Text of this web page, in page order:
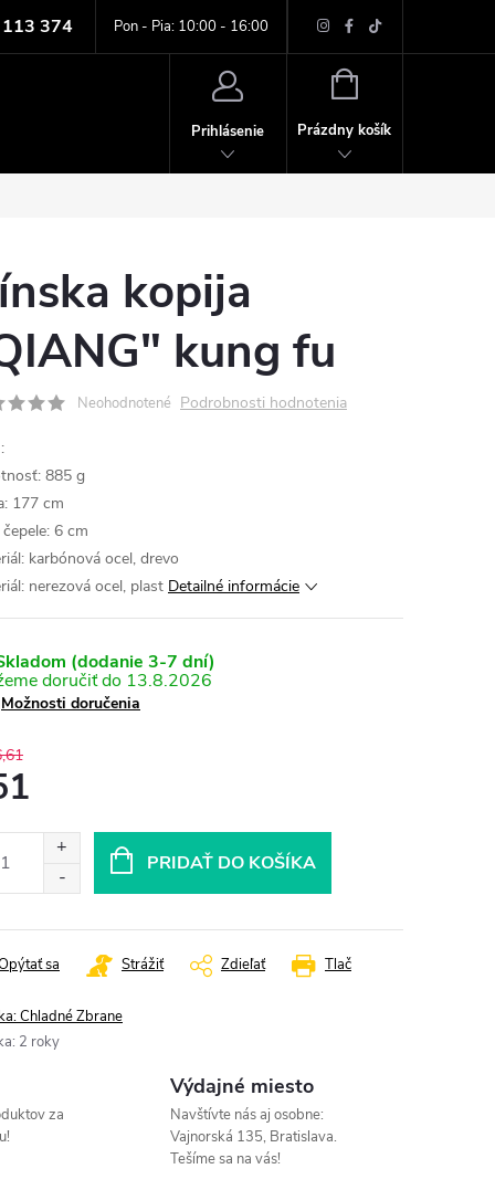
374 Pon - Pia: 10:00 - 16:00
údajov
Prihlásenie
NÁKUPNÝ
Prázdny košík
kopija
kung fu
Neohodnotené Podrobnosti hodnotenia
885 g
177 cm
6 cm
karbónová ocel, drevo
nerezová ocel, plast Detailné informácie
(dodanie 3-7 dní)
13.8.2026
Možnosti doručenia
PRIDAŤ DO KOŠÍKA
Tlač
sa Strážiť Zdieľať
Chladné Zbrane
: 2 roky
za
Výdajné miesto
Navštívte nás aj osobne:
Vajnorská 135, Bratislava.
Tešíme sa na vás!